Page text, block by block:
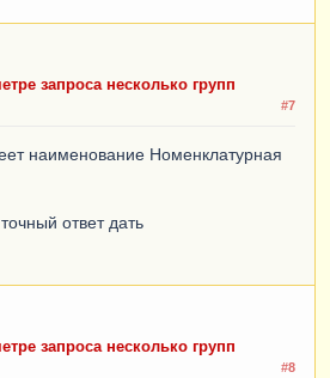
запроса несколько групп
#7
наименование Номенклатурная
ответ дать
запроса несколько групп
#8